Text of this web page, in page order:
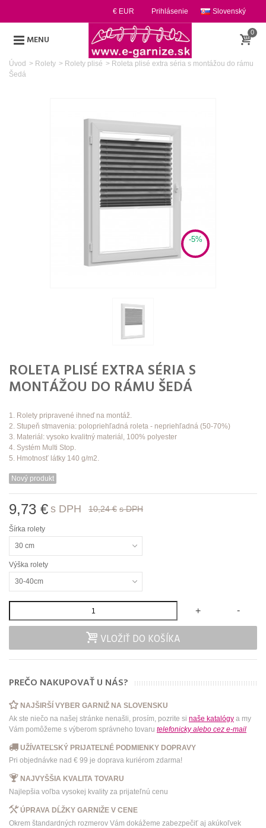
Slovenský
Prihlásenie
€ EUR
MENU
0
Úvod > Rolety > Rolety plisé > Roleta plisé extra séria s montážou do rámu
Šedá
-5%
ROLETA PLISÉ EXTRA SÉRIA S
MONTÁŽOU DO RÁMU ŠEDÁ
1. Rolety pripravené ihneď na montáž.
2. Stupeň stmavenia: polopriehľadná roleta - nepriehľadná (50-70%)
3. Materiál: vysoko kvalitný materiál, 100% polyester
4. Systém Multi Stop.
5. Hmotnosť látky 140 g/m2.
Nový produkt
9,73 € s DPH 10,24 € s DPH
Šírka rolety
30 cm
Výška rolety
30-40cm
-
+
VLOŽIŤ DO KOŠÍKA
PREČO NAKUPOVAŤ U NÁS?
NAJŠIRŠÍ VYBER GARNIŽ NA SLOVENSKU
Ak ste niečo na našej stránke nenašli, prosím, pozrite si naše katalógy a my
Vám pomôžeme s výberom správneho tovaru telefonicky alebo cez e-mail
UŽÍVATEĽSKÝ PRIJATEĽNÉ PODMIENKY DOPRAVY
Pri objednávke nad € 99 je doprava kuriérom zdarma!
NAJVYŠŠIA KVALITA TOVARU
Najlepšia voľba vysokej kvality za prijateľnú cenu
ÚPRAVA DĹŽKY GARNIŽE V CENE
Okrem štandardných rozmerov Vám dokážeme zabezpečiť aj akúkoľvek